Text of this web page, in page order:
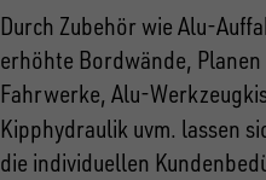
Durch Zubehör wie Alu-
erhöhte Bordwände,
Fahrwerke, Alu-
Kipphydraulik uvm. lassen
die individuellen